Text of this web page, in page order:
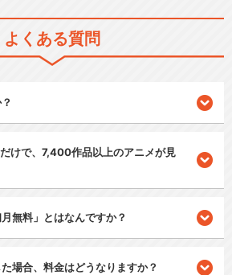
よくある質問
けで、7,400作品以上のアニメが見
無料」とはなんですか？
場合、料金はどうなりますか？